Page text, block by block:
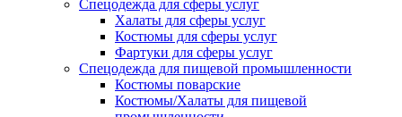
Спецодежда для сферы услуг
Халаты для сферы услуг
Костюмы для сферы услуг
Фартуки для сферы услуг
Спецодежда для пищевой промышленности
Костюмы поварские
Костюмы/Халаты для пищевой